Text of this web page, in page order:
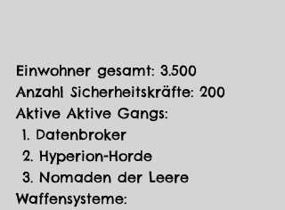
Einwohner gesamt: 3.500
Anzahl Sicherheitskräfte: 200
Aktive Aktive Gangs:
1. Datenbroker
2. Hyperion-Horde
3. Nomaden der Leere
Waffensysteme: